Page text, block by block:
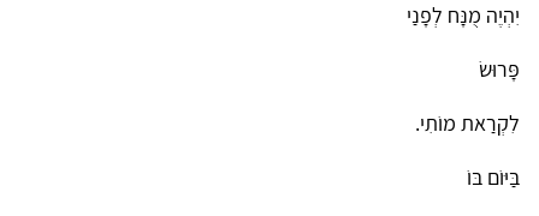
יִהְיֶה מֻנָּח לְפָנַי
פָּרוּשׂ
לִקְרַאת מוֹתִי.
בַּיּוֹם בּוֹ